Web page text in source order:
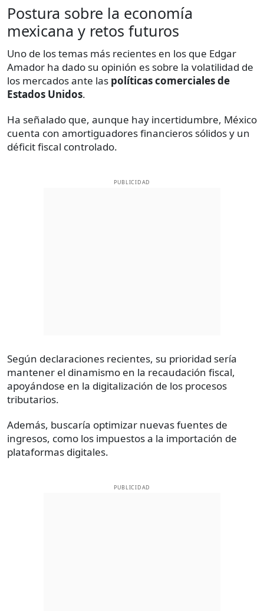
Postura sobre la economía
mexicana y retos futuros
Uno de los temas más recientes en los que Edgar
Amador ha dado su opinión es sobre la volatilidad de
los mercados ante las políticas comerciales de
Estados Unidos.
Ha señalado que, aunque hay incertidumbre, México
cuenta con amortiguadores financieros sólidos y un
déficit fiscal controlado.
PUBLICIDAD
Según declaraciones recientes, su prioridad sería
mantener el dinamismo en la recaudación fiscal,
apoyándose en la digitalización de los procesos
tributarios.
Además, buscaría optimizar nuevas fuentes de
ingresos, como los impuestos a la importación de
plataformas digitales.
PUBLICIDAD